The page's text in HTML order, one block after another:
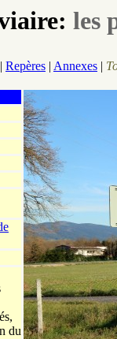
les
| Repères | Annexes |
du